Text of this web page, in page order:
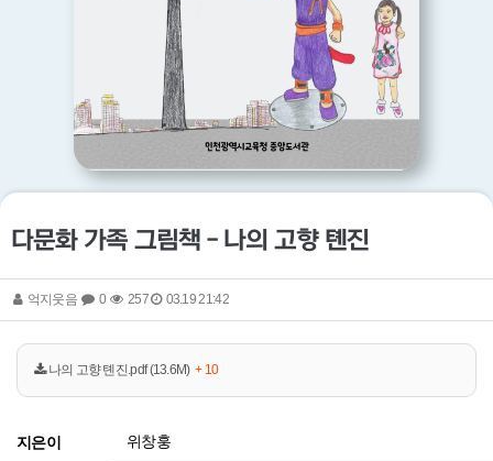
다문화 가족 그림책 - 나의 고향 톈진
억지웃음 0 257 03.19 21:42
나의 고향 톈진.pdf (13.6M)+ 10
지은이 위창훙